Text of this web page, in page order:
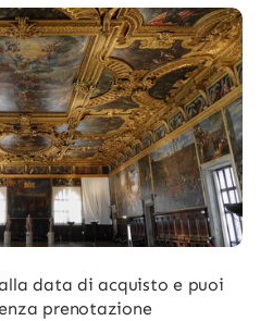
data di acquisto e puoi
prenotazione